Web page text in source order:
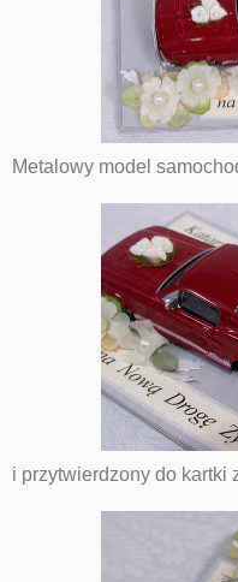
Metalowy model
i przytwierdzony do kartki